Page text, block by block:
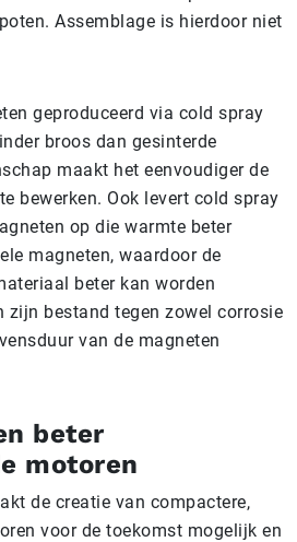
Assemblage is hierdoor niet
geproduceerd via cold spray
broos dan gesinterde
maakt het eenvoudiger de
bewerken. Ook levert cold spray
op die warmte beter
magneten, waardoor de
beter kan worden
zijn bestand tegen zowel corrosie
van de magneten
beter
motoren
de creatie van compactere,
voor de toekomst mogelijk en